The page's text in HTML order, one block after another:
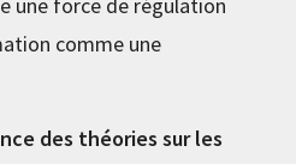
comme une
des théories sur les